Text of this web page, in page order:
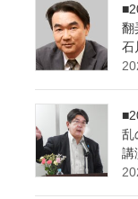
翻
石
乱
講